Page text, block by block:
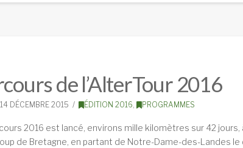
de l’AlterTour 2016
DÉCEMBRE 2015 ÉDITION 2016 PROGRAMMES
2016 est lancé, environs mille kilomètres sur 42
de Bretagne, en partant de Notre-Dame-des-Landes le